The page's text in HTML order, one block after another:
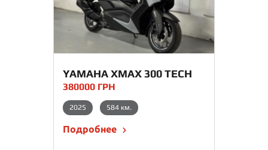
YAMAHA XMAX 300 TECH
MAX
380000 ГРН
2025 584 км.
Подробнее